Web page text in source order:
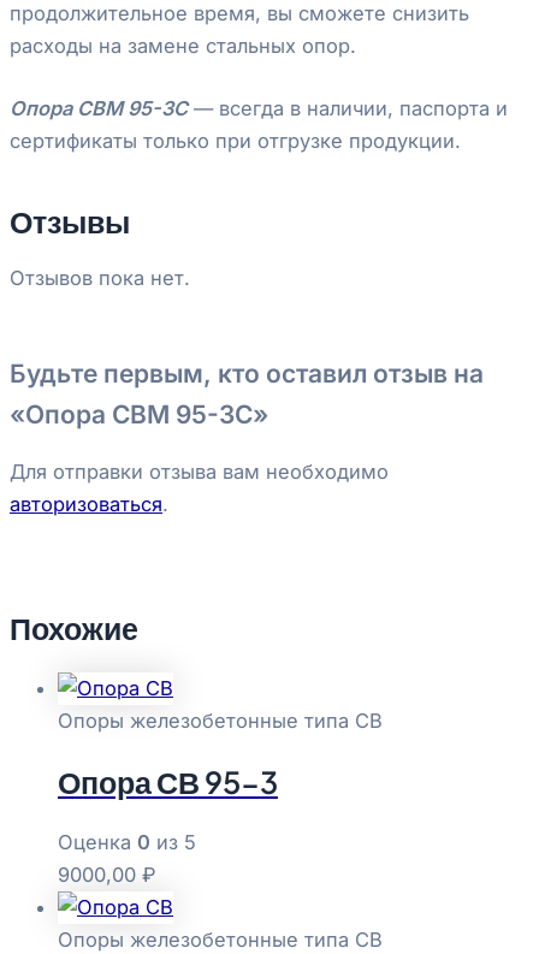
продолжительное время, вы сможете снизить
расходы на замене стальных опор.
Опора СВМ 95-3С — всегда в наличии, паспорта и
сертификаты только при отгрузке продукции.
Отзывы
Отзывов пока нет.
Будьте первым, кто оставил отзыв на
«Опора СВМ 95-3С»
Для отправки отзыва вам необходимо
авторизоваться.
Похожие
Опоры железобетонные типа СВ
Опора СВ 95-3
Оценка 0 из 5
9000,00 ₽
Опоры железобетонные типа СВ